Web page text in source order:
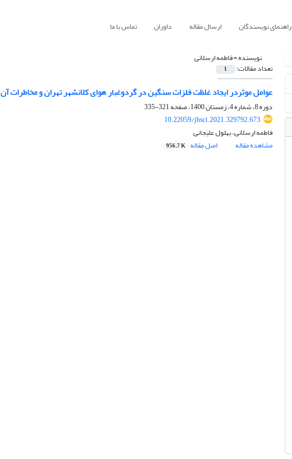
راهنمای نویسندگان ارسال مقاله داوران تماس با ما
نویسنده =فاطمه ارسلانی
تعداد مقالات: 1
عوامل موثردر ایجاد غلظت فلزات سنگین در گردوغبار هوای کلانشهر تهران و مخاطرات آن
دوره 8، شماره 4، زمستان 1400، صفحه
321-335
10.22059/jhsci.2021.329792.673
فاطمه ارسلانی، بهلول علیجانی
مشاهده مقاله
اصل مقاله 956.7 K